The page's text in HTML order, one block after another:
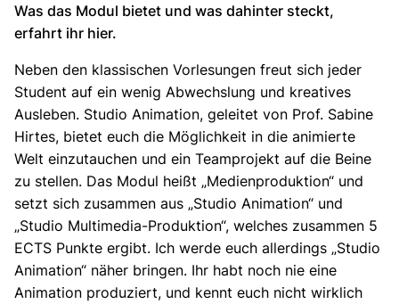
Was das Modul bietet und was dahinter steckt,
erfahrt ihr hier.
Neben den klassischen Vorlesungen freut sich jeder
Student auf ein wenig Abwechslung und kreatives
Ausleben. Studio Animation, geleitet von Prof. Sabine
Hirtes, bietet euch die Möglichkeit in die animierte
Welt einzutauchen und ein Teamprojekt auf die Beine
zu stellen. Das Modul heißt „Medienproduktion“ und
setzt sich zusammen aus „Studio Animation“ und
„Studio Multimedia-Produktion“, welches zusammen 5
ECTS Punkte ergibt. Ich werde euch allerdings „Studio
Animation“ näher bringen. Ihr habt noch nie eine
Animation produziert, und kennt euch nicht wirklich